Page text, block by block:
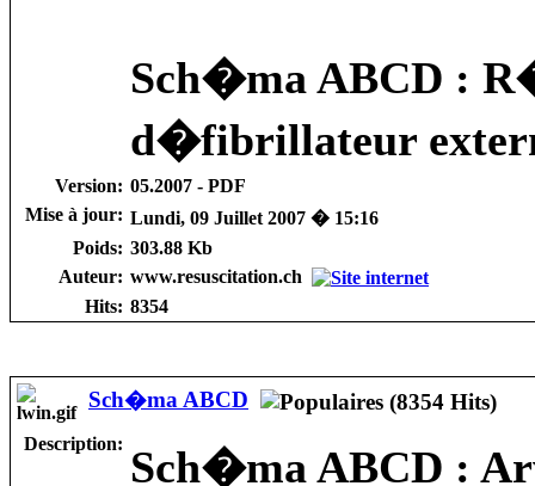
Sch�ma ABCD :
d�fibrillateur
Version: 05.2007 - PDF
Mise à jour: Lundi, 09 Juillet 2007 � 15:16
Poids: 303.88 Kb
Auteur: www.resuscitation.ch
Hits: 8354
Sch�ma ABCD
Description: Sch�ma ABCD :